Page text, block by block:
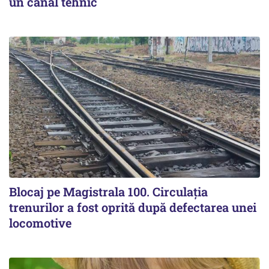
Blocaj pe Magistrala 100. Circulația
trenurilor a fost oprită după defectarea unei
locomotive